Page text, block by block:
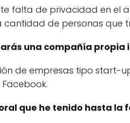
falta de privacidad en el
cantidad de personas que
una compañía propia
de empresas tipo start-
que he tenido hasta la